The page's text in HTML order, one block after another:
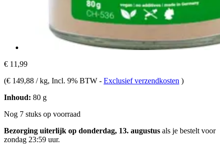
€ 11,99
(€ 149,88 / kg, Incl. 9% BTW - Exclusief verzendkosten )
Inhoud: 80 g
Nog 7 stuks op voorraad
Bezorging uiterlijk op donderdag, 13. augustus als je bestelt voor
zondag 23:59 uur.